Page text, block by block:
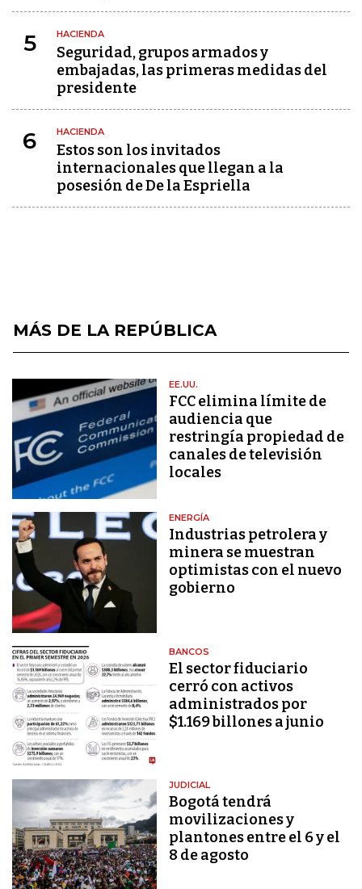
5 HACIENDA
Seguridad, grupos armados y
embajadas, las primeras medidas del
presidente
6 HACIENDA
Estos son los invitados
internacionales que llegan a la
posesión de De la Espriella
MÁS DE LA REPÚBLICA
EE.UU.
FCC elimina límite de
audiencia que
restringía propiedad de
canales de televisión
locales
ENERGÍA
Industrias petrolera y
minera se muestran
optimistas con el nuevo
gobierno
BANCOS
El sector fiduciario
cerró con activos
administrados por
$1.169 billones a junio
JUDICIAL
Bogotá tendrá
movilizaciones y
plantones entre el 6 y el
8 de agosto